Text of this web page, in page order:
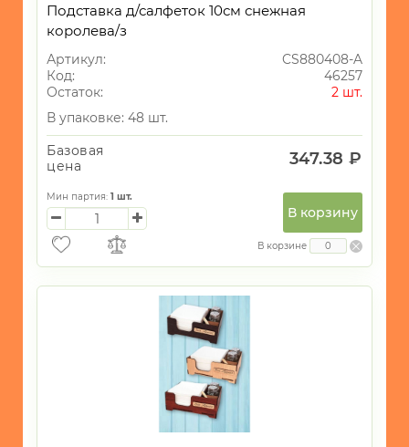
Подставка д/салфеток 10см снежная
королева/з
Артикул:
CS880408-A
Код:
46257
Остаток:
2 шт.
В упаковке: 48 шт.
Базовая
цена
347.38 ₽
Мин партия: 1 шт.
В корзину
В корзине